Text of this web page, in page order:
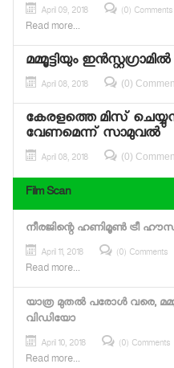
April 09, 2018 (0) Comments
Read more...
മമ്മൂട്ടിയും ഇന്‍സ്റ്റഗ്രാമില്‍
April 08, 2018 (0)
കേരളത്തെ മിസ്
വേണമെന്ന് സാമുവല്‍
April 08, 2018 (0)
Film Scan
നീരജിന്റെ ഹണിമൂണ്‍ ട്രീ
April 11, 2018 (0) Comments
Read more...
യാത്ര മുതല്‍ പരോള്‍ വരെ,
വിഡിയോ
April 10, 2018 (0) Comments
Read more...